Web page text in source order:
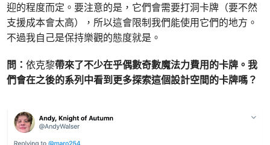
迎的程度而定。要注意的是，它們會需要打洞卡牌（要不然
支援成本會太高），所以這會限制我們能使用它們的地方。
不過我自己是保持樂觀的態度就是。
問：依克黎帶來了不少在乎偶數奇數魔法力費用的卡牌。我
們會在之後的系列中看到更多探索這個設計空間的卡牌嗎？